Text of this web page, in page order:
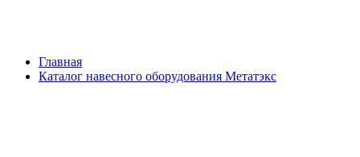
Главная
Каталог навесного оборудования Метатэкс